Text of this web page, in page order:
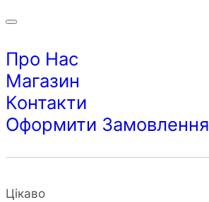
Про Нас
Магазин
Контакти
Оформити Замовлення
Цікаво